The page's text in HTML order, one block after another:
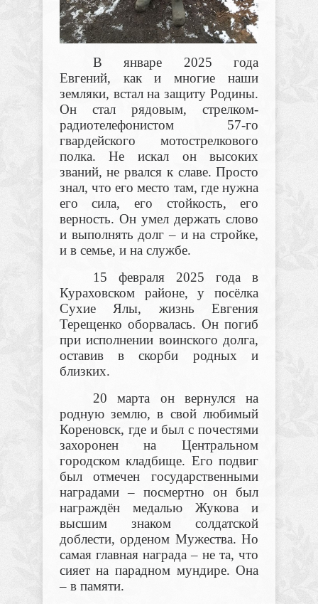
В январе 2025 года
Евгений, как и многие наши
земляки, встал на защиту Родины.
Он стал рядовым, стрелком-
радиотелефонистом 57-го
гвардейского мотострелкового
полка. Не искал он высоких
званий, не рвался к славе. Просто
знал, что его место там, где нужна
его сила, его стойкость, его
верность. Он умел держать слово
и выполнять долг – и на стройке,
и в семье, и на службе.
15 февраля 2025 года в
Кураховском районе, у посёлка
Сухие Ялы, жизнь Евгения
Терещенко оборвалась. Он погиб
при исполнении воинского долга,
оставив в скорби родных и
близких.
20 марта он вернулся на
родную землю, в свой любимый
Кореновск, где и был с почестями
захоронен на Центральном
городском кладбище. Его подвиг
был отмечен государственными
наградами – посмертно он был
награждён медалью Жукова и
высшим знаком солдатской
доблести, орденом Мужества. Но
самая главная награда – не та, что
сияет на парадном мундире. Она
– в памяти.